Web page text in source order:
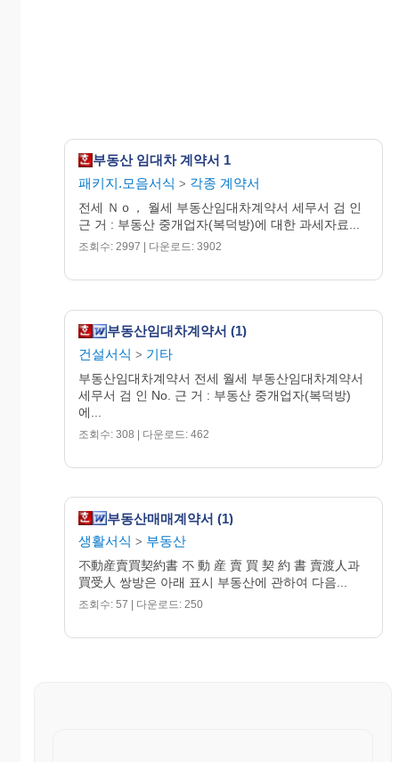
부동산 임대차 계약서 1
패키지.모음서식 > 각종 계약서
전세 Ｎｏ， 월세 부동산임대차계약서 세무서 검 인
근 거 : 부동산 중개업자(복덕방)에 대한 과세자료...
조회수: 2997 | 다운로드: 3902
부동산임대차계약서 (1)
건설서식 > 기타
부동산임대차계약서 전세 월세 부동산임대차계약서
세무서 검 인 No. 근 거 : 부동산 중개업자(복덕방)
에...
조회수: 308 | 다운로드: 462
부동산매매계약서 (1)
생활서식 > 부동산
不動産賣買契約書 不 動 産 賣 買 契 約 書 賣渡人과
買受人 쌍방은 아래 표시 부동산에 관하여 다음...
조회수: 57 | 다운로드: 250